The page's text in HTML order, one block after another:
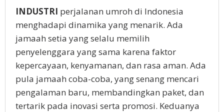
INDUSTRI perjalanan umroh di Indonesia
menghadapi dinamika yang menarik. Ada
jamaah setia yang selalu memilih
penyelenggara yang sama karena faktor
kepercayaan, kenyamanan, dan rasa aman. Ada
pula jamaah coba-coba, yang senang mencari
pengalaman baru, membandingkan paket, dan
tertarik pada inovasi serta promosi. Keduanya